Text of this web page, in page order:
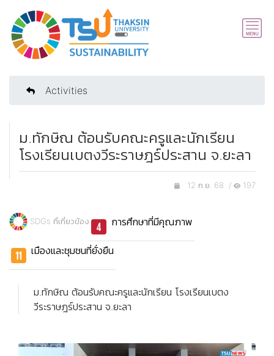
Activities
ม.ทักษิณ ต้อนรับคณะครูและนักเรียน
โรงเรียนเบตงวีระราษฎร์ประสาน จ.ยะลา
12 ก.ย. 68 / 197
SDGs ที่เกี่ยวข้อง การศึกษาที่มีคุณภาพ
เมืองและชุมชนที่ยั่งยืน
ม.ทักษิณ ต้อนรับคณะครูและนักเรียน โรงเรียนเบตง
วีระราษฎร์ประสาน จ.ยะลา